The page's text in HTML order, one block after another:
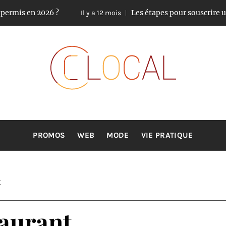
en 2026 ? Il y a 12 mois Les étapes pour souscrire une
CLOCAL
De la proximité dans vos services
PROMOS WEB MODE VIE PRATIQUE